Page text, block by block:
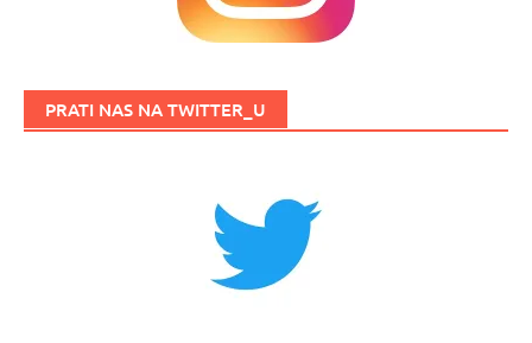
PRATI NAS NA TWITTER_U